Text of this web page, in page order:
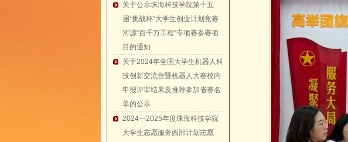
关于公示珠海科技学院第十五
届“挑战杯”大学生创业计划竞赛
河源“百千万工程”专项赛参赛项
目的通知
关于2024年全国大学生机器人科
技创新交流营暨机器人大赛校内
申报评审结果及推荐参加省赛名
单的公示
2024—2025年度珠海科技学院
大学生志愿服务西部计划志愿